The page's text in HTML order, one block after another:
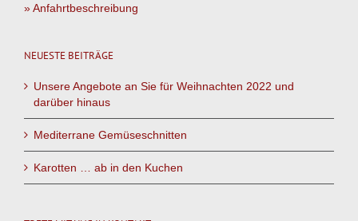
» Anfahrtbeschreibung
NEUESTE BEITRÄGE
Unsere Angebote an Sie für Weihnachten 2022 und
darüber hinaus
Mediterrane Gemüseschnitten
Karotten … ab in den Kuchen